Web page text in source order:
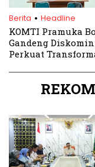
Berita . Headline
KOMTI Pramuka
Gandeng
Perkuat